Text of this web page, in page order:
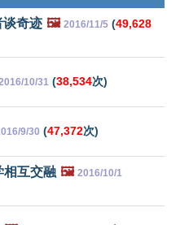
谈奇迹 🖼️ 2016/11/5 (49,628
10/31 (38,534次)
9/30 (47,372次)
相互交融 🖼️ 2016/10/1